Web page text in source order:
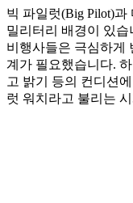
빅 파일럿(Big Pilot)
밀리터리 배경이 있습
비행사들은 극심하게
계가 필요했습니다.
고 밝기 등의 컨디션
럿 워치라고 불리는